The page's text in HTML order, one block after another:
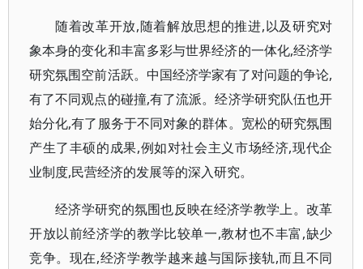
随着改革开放,随着解放思想的推进,以及研究对
象本身的变化和丰富多彩与世界经济的一体化,经济学
研究氛围空前活跃。中国经济学家有了对问题的争论,
有了不同观点的碰撞,有了流派。经济学研究队伍也开
始分化,有了服务于不同对象的群体。宽松的研究氛围
产生了丰硕的成果,例如对社会主义市场经济,现代企
业制度,民营经济的发展等的深入研究。
经济学研究的氛围也反映在经济学教学上。改革
开放以前经济学的教学比较单一,教材也不丰富,缺少
竞争。现在,经济学教学越来越与国际接轨,而且不同